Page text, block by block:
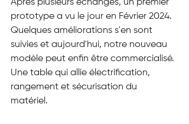
Après plusieurs échanges, un premier
prototype a vu le jour en Février 2024.
Quelques améliorations s'en sont
suivies et aujourd'hui, notre nouveau
modèle peut enfin être commercialisé.
Une table qui allie électrification,
rangement et sécurisation du
matériel.